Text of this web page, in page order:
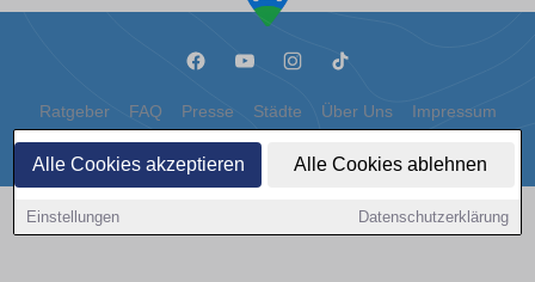
Alle Cookies akzeptieren Alle Cookies ablehnen
Einstellungen Datenschutzerklärung
Ratgeber FAQ Presse Städte Über Uns Impressum
Datenschutz Cookies
Copyright © 2000 - 2026 | 1A Infosysteme GmbH | Content by: 1a-sites-autos